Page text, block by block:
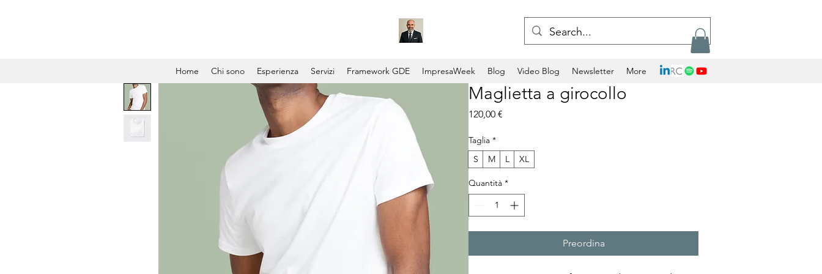
Home Chi sono Esperienza Servizi Framework GDE ImpresaWeek Blog Video Blog Newsletter More
Maglietta a girocollo
120,00 €
Taglia *
S
M L XL
Quantità *
Preordina